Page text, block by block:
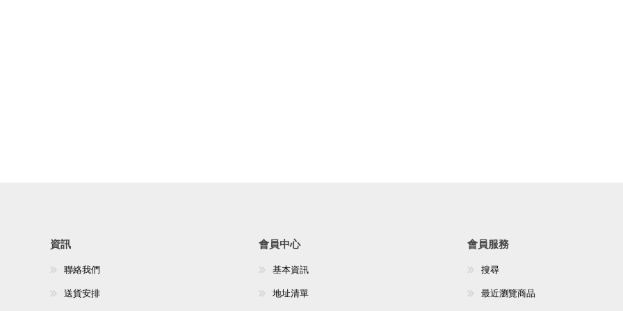
資訊
聯絡我們
送貨安排
會員中心
基本資訊
地址清單
會員服務
搜尋
最近瀏覽商品